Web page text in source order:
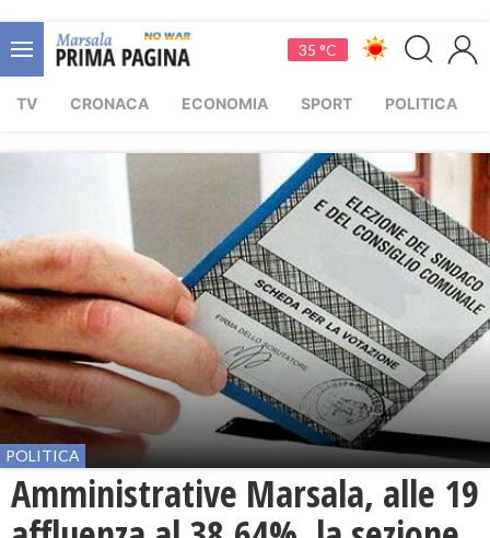
35 °C
TV CRONACA ECONOMIA SPORT POLITICA
POLITICA
Amministrative Marsala, alle 19